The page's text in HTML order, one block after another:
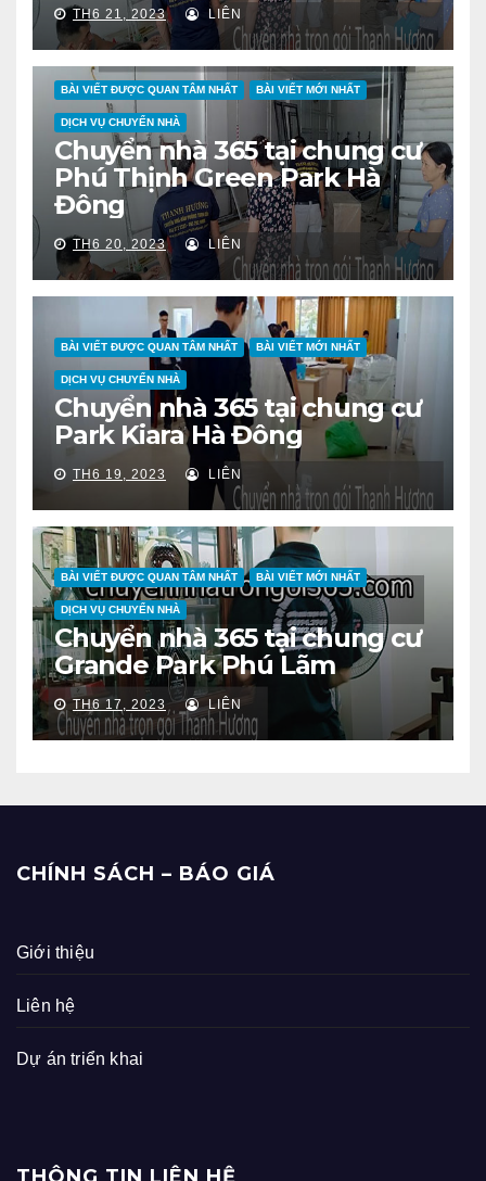
TH6 21, 2023 LIÊN
BÀI VIẾT ĐƯỢC QUAN TÂM NHẤT BÀI VIẾT MỚI NHẤT
DỊCH VỤ CHUYỂN NHÀ
Chuyển nhà 365 tại chung cư
Phú Thịnh Green Park Hà
Đông
TH6 20, 2023 LIÊN
BÀI VIẾT ĐƯỢC QUAN TÂM NHẤT BÀI VIẾT MỚI NHẤT
DỊCH VỤ CHUYỂN NHÀ
Chuyển nhà 365 tại chung cư
Park Kiara Hà Đông
TH6 19, 2023 LIÊN
BÀI VIẾT ĐƯỢC QUAN TÂM NHẤT BÀI VIẾT MỚI NHẤT
DỊCH VỤ CHUYỂN NHÀ
Chuyển nhà 365 tại chung cư
Grande Park Phú Lãm
TH6 17, 2023 LIÊN
CHÍNH SÁCH – BÁO GIÁ
Giới thiệu
Liên hệ
Dự án triển khai